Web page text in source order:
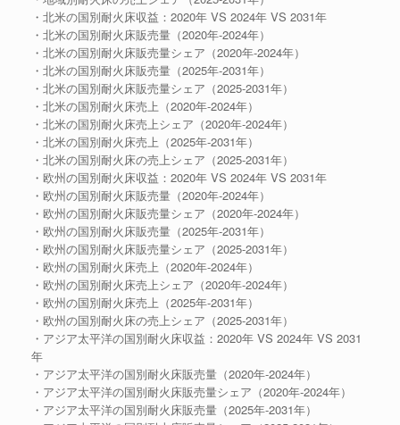
・北米の国別耐火床収益：2020年 VS 2024年 VS 2031年
・北米の国別耐火床販売量（2020年-2024年）
・北米の国別耐火床販売量シェア（2020年-2024年）
・北米の国別耐火床販売量（2025年-2031年）
・北米の国別耐火床販売量シェア（2025-2031年）
・北米の国別耐火床売上（2020年-2024年）
・北米の国別耐火床売上シェア（2020年-2024年）
・北米の国別耐火床売上（2025年-2031年）
・北米の国別耐火床の売上シェア（2025-2031年）
・欧州の国別耐火床収益：2020年 VS 2024年 VS 2031年
・欧州の国別耐火床販売量（2020年-2024年）
・欧州の国別耐火床販売量シェア（2020年-2024年）
・欧州の国別耐火床販売量（2025年-2031年）
・欧州の国別耐火床販売量シェア（2025-2031年）
・欧州の国別耐火床売上（2020年-2024年）
・欧州の国別耐火床売上シェア（2020年-2024年）
・欧州の国別耐火床売上（2025年-2031年）
・欧州の国別耐火床の売上シェア（2025-2031年）
・アジア太平洋の国別耐火床収益：2020年 VS 2024年 VS 2031
年
・アジア太平洋の国別耐火床販売量（2020年-2024年）
・アジア太平洋の国別耐火床販売量シェア（2020年-2024年）
・アジア太平洋の国別耐火床販売量（2025年-2031年）